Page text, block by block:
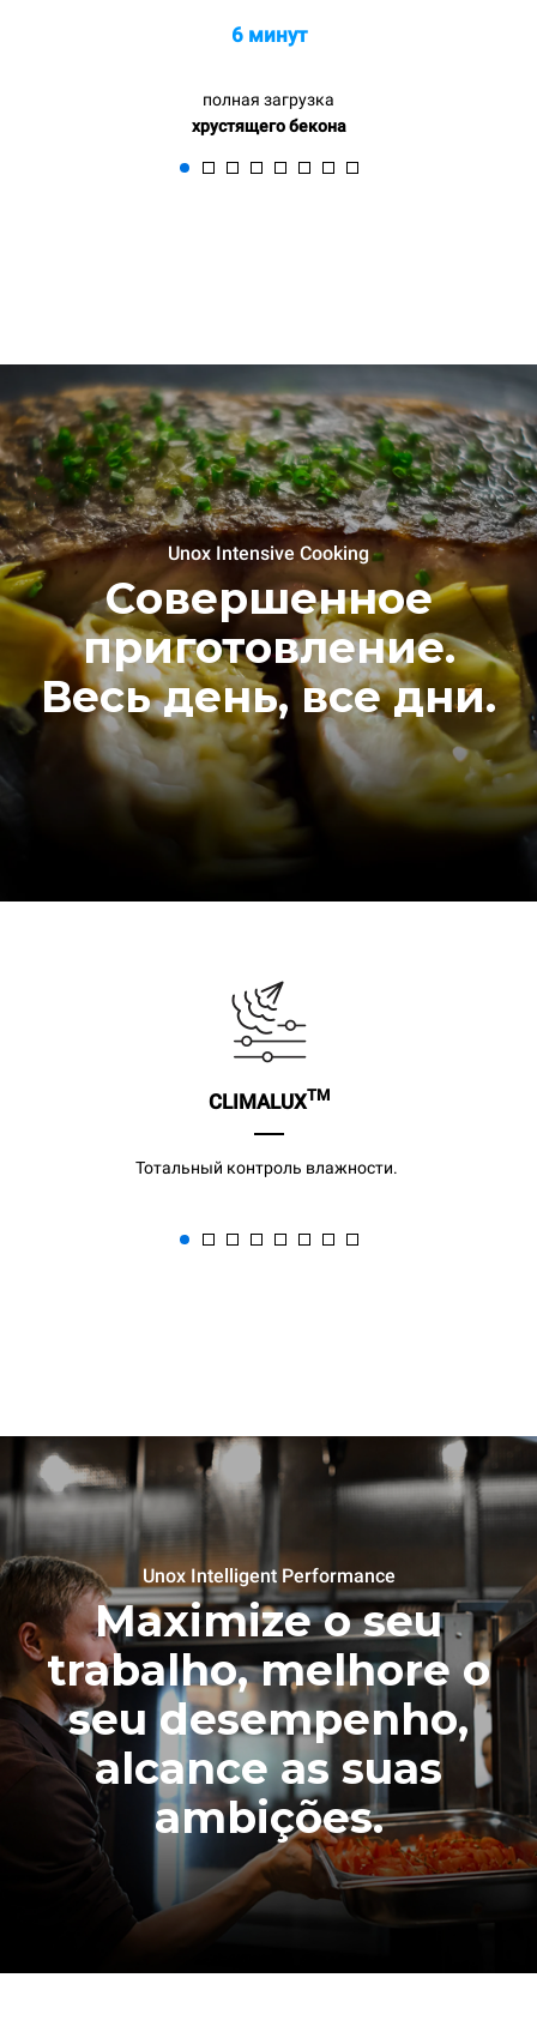
6 минут
полная загрузка
хрустящего бекона
Unox Intensive Cooking
Совершенное
приготовление.
Весь день, все дни.
CLIMALUXTM
Тотальный контроль влажности.
Unox Intelligent Performance
Maximize o seu
trabalho, melhore o
seu desempenho,
alcance as suas
ambições.